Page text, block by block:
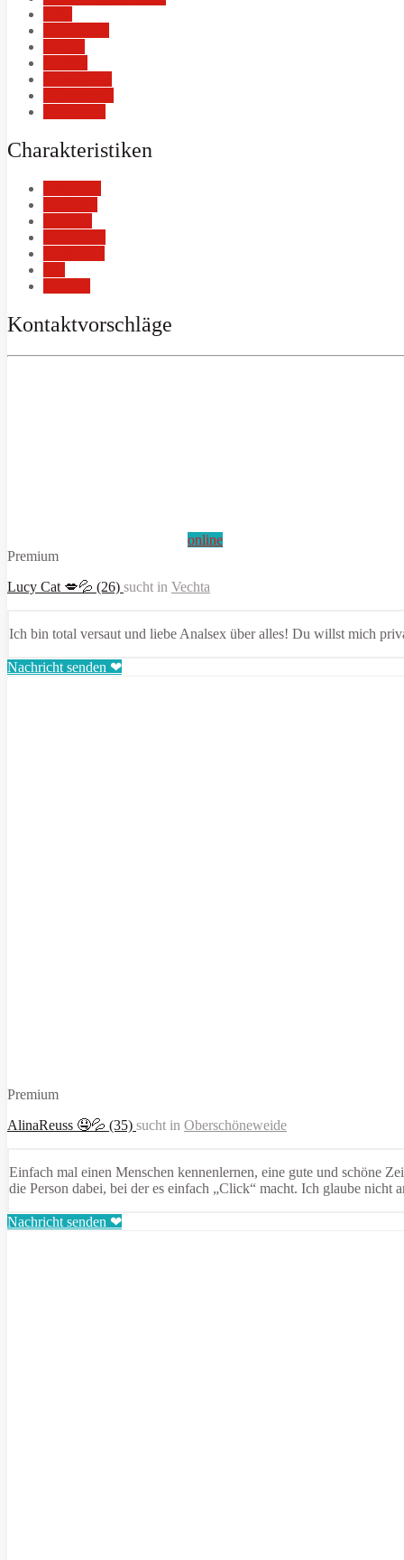
Charakteristiken
Kontaktvorschläge
online
Premium
Lucy Cat 💋💦 (26) sucht in Vechta
Ich bin total versaut und liebe Analsex über alles! Du willst mich
Nachricht senden ❤
Premium
AlinaReuss 🤤💦 (35) sucht in Oberschöneweide
Einfach mal einen Menschen kennenlernen, eine gute und schöne
die Person dabei, bei der es einfach „Click“ macht. Ich glaube
Nachricht senden ❤